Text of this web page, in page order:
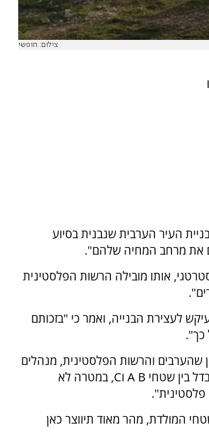
צילום: חופשי
העיר הערבית שנבנית בסיוע
את מרחב המחיה שלהם".
אותו מובילה הרשות הפלסטינית
לעצירת הבנייה, ואמר כי "בזכותם
כך".
שהערבים והרשות הפלסטינית, מנהלים
השתלטות מכוונת ושיטתית על שטחי יהודה ושומרון, ללא הבדל בין שטחי A B וC, במטרה לא
המולדת, מהר מאוד תיווצר כאן